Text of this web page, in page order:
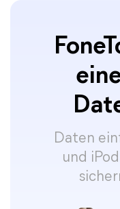
Daten
und